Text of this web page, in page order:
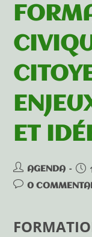
ET
AGENDA
0